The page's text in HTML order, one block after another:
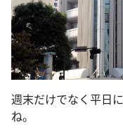
週末だけでなく平日
ね。